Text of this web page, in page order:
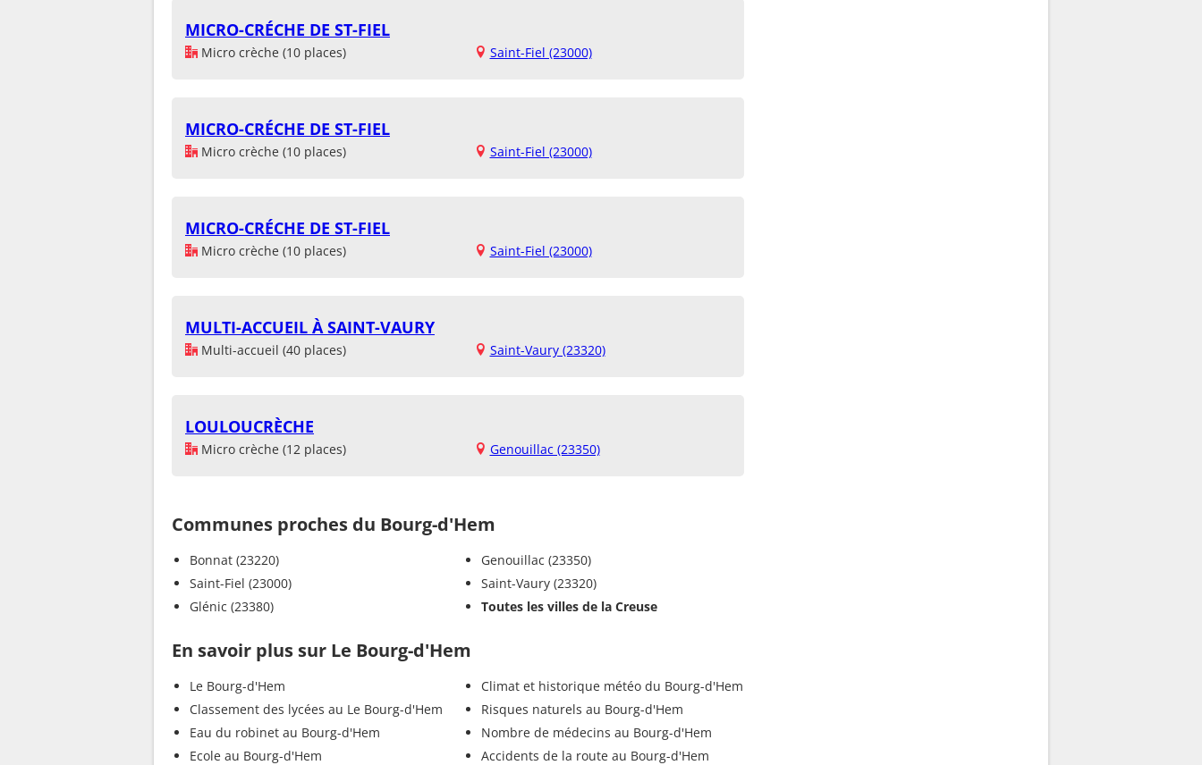
MICRO-CRÉCHE DE ST-FIEL
Micro crèche (10 places) Saint-Fiel (23000)
MICRO-CRÉCHE DE ST-FIEL
Micro crèche (10 places) Saint-Fiel (23000)
MICRO-CRÉCHE DE ST-FIEL
Micro crèche (10 places) Saint-Fiel (23000)
MULTI-ACCUEIL À SAINT-VAURY
Multi-accueil (40 places) Saint-Vaury (23320)
LOULOUCRÈCHE
Micro crèche (12 places) Genouillac (23350)
Communes proches du Bourg-d'Hem
Bonnat (23220)
Saint-Fiel (23000)
Glénic (23380)
Genouillac (23350)
Saint-Vaury (23320)
Toutes les villes de la Creuse
En savoir plus sur Le Bourg-d'Hem
Le Bourg-d'Hem
Classement des lycées au Le Bourg-d'Hem
Eau du robinet au Bourg-d'Hem
Ecole au Bourg-d'Hem
Climat et historique météo du Bourg-d'Hem
Risques naturels au Bourg-d'Hem
Nombre de médecins au Bourg-d'Hem
Accidents de la route au Bourg-d'Hem